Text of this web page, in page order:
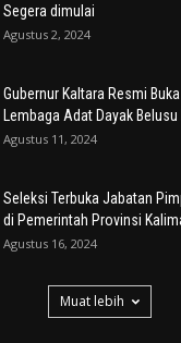
Segera dimulai
Agustus 2, 2024
Gubernur Kaltara Resmi
Lembaga Adat Dayak Belusu
Agustus 11, 2024
Seleksi Terbuka Jabatan
di Pemerintah Provinsi
Agustus 16, 2024
Muat lebih